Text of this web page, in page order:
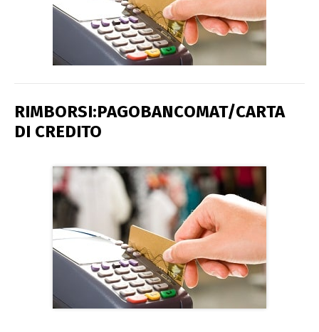
RIMBORSI:PAGOBANCOMAT/CARTA
DI CREDITO